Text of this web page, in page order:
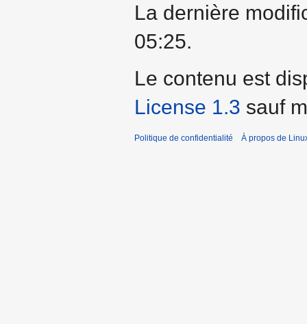
La dernière
05:25.
Le contenu est
License 1.3 sauf
Politique de confidentialité À propos de